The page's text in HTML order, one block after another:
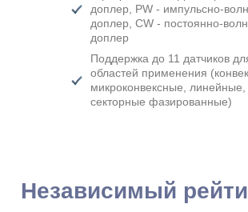
доплер, PW - импульсно-
доплер, CW - постоянно-
доплер
Поддержка до 11 датчиков
областей применения
микроконвексные, линейные,
секторные фазированные)
Независимый